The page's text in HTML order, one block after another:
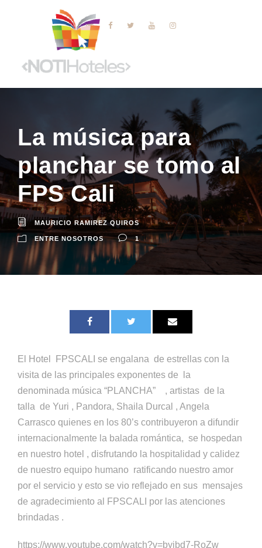
La música para
planchar se tomo al
FPS Cali
MAURICIO RAMIREZ QUIROS
ENTRE NOSOTROS 1
El Hotel FPSCALI se engalana de estrellas con la
visita de las principales exponentes de la
denominada música “PLANCHA” , artistas de la
talla de Yuri , Pandora, Shaila Durcal , Angela
Carrasco quienes en los 80’s contribuyeron a difundir
internacionalmente la balada romántica, se hospedan
en nuestro hotel , disfrutando la hospitalidad y calidez
de nuestro equipo humano ratificando nuestro amor
por el servicio y esto se vio reflejado en sus mensajes
de agradecimiento al FPSCALI por las atenciones
brindadas .
https://www.youtube.com/watch?v=byibd7-RoZw